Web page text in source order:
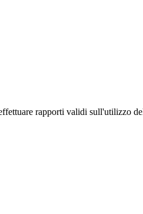
rapporti validi sull'utilizzo